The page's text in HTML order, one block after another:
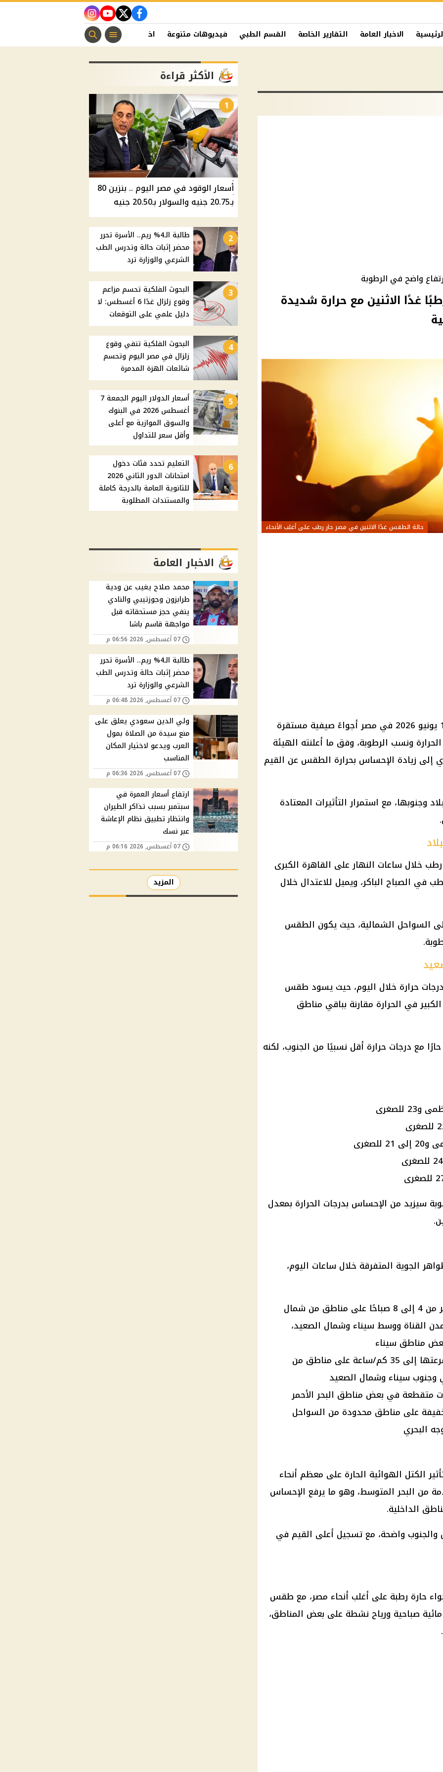
facebook
twitter
youtube
instagram
الاخبار العامة التقارير الخاصة القسم الطبي فيديوهات متنوعة اخبار الفن منوعات مسيحية
واضح في الرطوبة
غدًا الاثنين مع حرارة شديدة
حالة الطقس غدًا الاثنين في مصر حار رطب على أغلب الأنحاء
تشهد حالة الطقس غدًا الاثنين 15 يونيو 2026 في مصر أجواءً صيفية مستقرة
ونسب الرطوبة، وفق ما أعلنته الهيئة
إلى زيادة الإحساس بحرارة الطقس عن القيم
وجنوبها، مع استمرار التأثيرات المعتادة
خلال ساعات النهار على القاهرة الكبرى
الصباح الباكر، ويميل للاعتدال خلال
السواحل الشمالية، حيث يكون الطقس
حرارة خلال اليوم، حيث يسود طقس
في الحرارة مقارنة بباقي مناطق
مع درجات حرارة أقل نسبيًا من الجنوب، لكنه
سيزيد من الإحساس بدرجات الحرارة بمعدل
الجوية المتفرقة خلال ساعات اليوم،
شبورة مائية في الصباح الباكر من 4 إلى 8 صباحًا على مناطق من شمال
القناة ووسط سيناء وشمال الصعيد،
مناطق سيناء
نشاط رياح على فترات تصل سرعتها إلى 35 كم/ساعة على مناطق من
وجنوب سيناء وشمال الصعيد
متقطعة في بعض مناطق البحر الأحمر
على مناطق محدودة من السواحل
البحري
الكتل الهوائية الحارة على معظم أنحاء
من البحر المتوسط، وهو ما يرفع الإحساس
الداخلية.
والجنوب واضحة، مع تسجيل أعلى القيم في
حارة رطبة على أغلب أنحاء مصر، مع طقس
صباحية ورياح نشطة على بعض المناطق،
الأكثر قراءة
1
أسعار الوقود في مصر اليوم .. بنزين 80
بـ20.75 جنيه والسولار بـ20.50 جنيه
2
طالبة الـ4% ريم.. الأسرة تحرر
محضر إثبات حالة وتدرس الطب
الشرعي والوزارة ترد
3
البحوث الفلكية تحسم مزاعم
وقوع زلزال غدًا 6 أغسطس: لا
دليل علمي على التوقعات
4
البحوث الفلكية تنفي وقوع
زلزال في مصر اليوم وتحسم
شائعات الهزة المدمرة
5
أسعار الدولار اليوم الجمعة 7
أغسطس 2026 في البنوك
والسوق الموازية مع أعلى
وأقل سعر للتداول
6
التعليم تحدد فئات دخول
امتحانات الدور الثاني 2026
للثانوية العامة بالدرجة كاملة
والمستندات المطلوبة
الاخبار العامة
محمد صلاح يغيب عن ودية
طرابزون وجوزتيبي والنادي
ينفي حجز مستحقاته قبل
مواجهة قاسم باشا
07 أغسطس, 2026 06:56 م
طالبة الـ4% ريم.. الأسرة تحرر
محضر إثبات حالة وتدرس الطب
الشرعي والوزارة ترد
07 أغسطس, 2026 06:48 م
ولي الدين سعودي يعلق على
منع سيدة من الصلاة بمول
العرب ويدعو لاختيار المكان
المناسب
07 أغسطس, 2026 06:36 م
ارتفاع أسعار العمرة في
سبتمبر بسبب تذاكر الطيران
وانتظار تطبيق نظام الإعاشة
عبر نسك
07 أغسطس, 2026 06:16 م
المزيد